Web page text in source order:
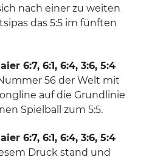
nach einer zu weiten
das 5:5 im fünften
6:7, 6:1, 6:4, 3:6, 5:4
56 der Welt mit
auf die Grundlinie
Spielball zum 5:5.
6:7, 6:1, 6:4, 3:6, 5:4
Druck stand und